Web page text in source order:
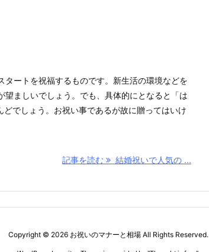
タートを祝福するものです。新生活の環境などを
望ましいでしょう。でも、具体的にとなると「は
でしょう。お祝い事であるが故に贈ってはいけ
記事を読む 結婚祝いで人気の ...
Copyright © 2026 お祝いのマナーと相場 All Rights Reserved.